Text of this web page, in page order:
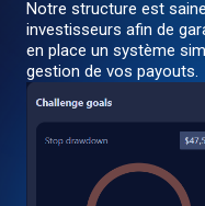
Notre structure est
investisseurs afin de
en place un système
gestion de vos payouts.